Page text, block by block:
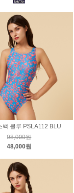
백 블루 PSLA112 BLU
98,000원
48,000원